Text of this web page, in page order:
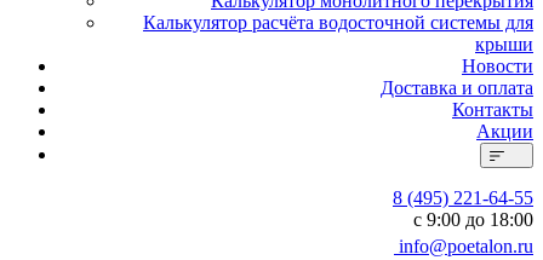
Калькулятор расчёта водосточной системы для
крыши
Новости
Доставка и оплата
Контакты
Акции
8 (495) 221-64-55
с 9:00 до 18:00
info@poetalon.ru